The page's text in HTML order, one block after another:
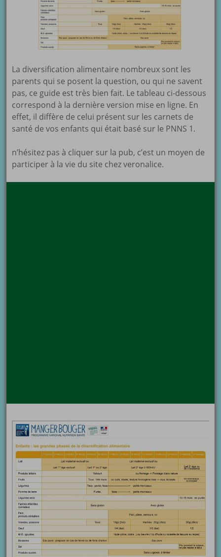
La diversification alimentaire nombreux sont les
parents qui se posent la question, ou qui ne savent
pas, ce guide est très bien fait. Le tableau ci-dessous
correspond à la dernière version mise en ligne. En
effet, il diffère de celui présent sur les carnets de
santé de vos enfants qui était basé sur le PNNS 1.
n’hésitez pas à cliquer sur la pub, c’est un moyen de
participer à la vie du site chez veronalice.